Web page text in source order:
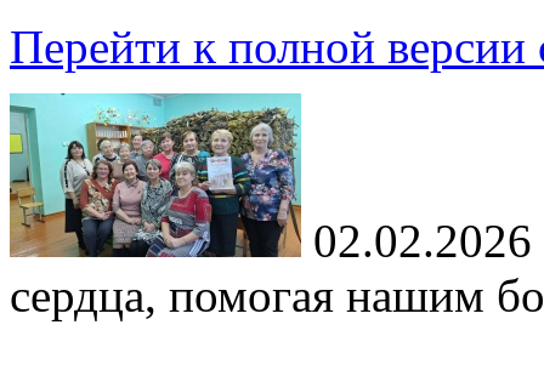
Перейти к полной версии
02.02.2026
сердца, помогая нашим